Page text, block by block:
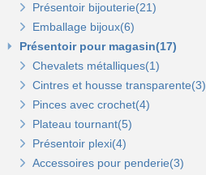
Présentoir bijouterie(21)
Emballage bijoux(6)
Présentoir pour magasin(17)
Chevalets métalliques(1)
Cintres et housse transparente(3)
Pinces avec crochet(4)
Plateau tournant(5)
Présentoir plexi(4)
Accessoires pour penderie(3)